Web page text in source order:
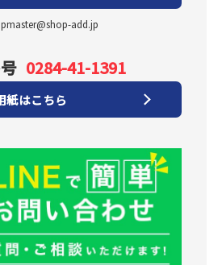
add.jp
0284-41-1391
紙はこちら